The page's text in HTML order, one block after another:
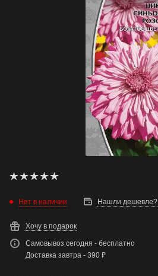
Нет в наличии Нашли дешевле?
Хочу в подарок
Самовывоз сегодня - бесплатно
Доставка завтра - 390 ₽